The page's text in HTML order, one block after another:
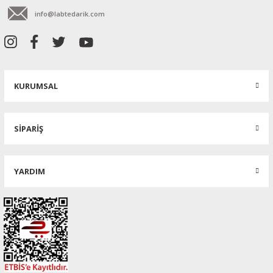
info@labtedarik.com
KURUMSAL
SİPARİŞ
YARDIM